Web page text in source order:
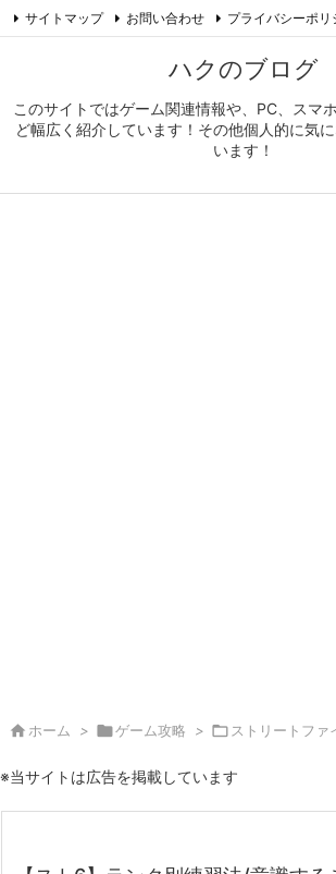
ハクのブログ
このサイトではゲーム関連情報や、PC、スマ
ど幅広く紹介しています！その他個人的に気
います！
サイトマップ お問い合わせ プライバシーポ
 ホーム > ゲーム攻略 >  ストリートファ
※当サイトは広告を掲載しています